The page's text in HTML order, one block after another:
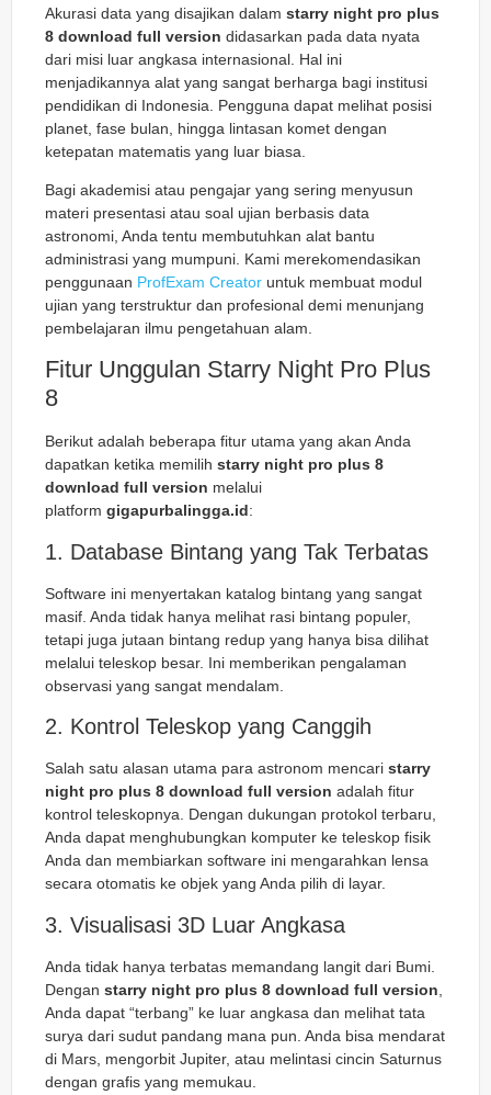
Akurasi data yang disajikan dalam starry night pro plus
8 download full version didasarkan pada data nyata
dari misi luar angkasa internasional. Hal ini
menjadikannya alat yang sangat berharga bagi institusi
pendidikan di Indonesia. Pengguna dapat melihat posisi
planet, fase bulan, hingga lintasan komet dengan
ketepatan matematis yang luar biasa.
Bagi akademisi atau pengajar yang sering menyusun
materi presentasi atau soal ujian berbasis data
astronomi, Anda tentu membutuhkan alat bantu
administrasi yang mumpuni. Kami merekomendasikan
penggunaan ProfExam Creator untuk membuat modul
ujian yang terstruktur dan profesional demi menunjang
pembelajaran ilmu pengetahuan alam.
Fitur Unggulan Starry Night Pro Plus
8
Berikut adalah beberapa fitur utama yang akan Anda
dapatkan ketika memilih starry night pro plus 8
download full version melalui
platform gigapurbalingga.id:
1. Database Bintang yang Tak Terbatas
Software ini menyertakan katalog bintang yang sangat
masif. Anda tidak hanya melihat rasi bintang populer,
tetapi juga jutaan bintang redup yang hanya bisa dilihat
melalui teleskop besar. Ini memberikan pengalaman
observasi yang sangat mendalam.
2. Kontrol Teleskop yang Canggih
Salah satu alasan utama para astronom mencari starry
night pro plus 8 download full version adalah fitur
kontrol teleskopnya. Dengan dukungan protokol terbaru,
Anda dapat menghubungkan komputer ke teleskop fisik
Anda dan membiarkan software ini mengarahkan lensa
secara otomatis ke objek yang Anda pilih di layar.
3. Visualisasi 3D Luar Angkasa
Anda tidak hanya terbatas memandang langit dari Bumi.
Dengan starry night pro plus 8 download full version
Anda dapat “terbang” ke luar angkasa dan melihat tata
surya dari sudut pandang mana pun. Anda bisa mendarat
di Mars, mengorbit Jupiter, atau melintasi cincin Saturnus
dengan grafis yang memukau.